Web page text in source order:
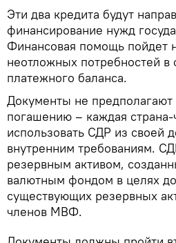
Эти два кредита будут
финансирование нужд
Финансовая помощь пойдет
неотложных потребностей в
платежного баланса.
Документы не предполагают
погашению – каждая
использовать СДР из своей
внутренним требованиям.
резервным активом,
валютным фондом в целях
существующих резервных
членов МВФ.